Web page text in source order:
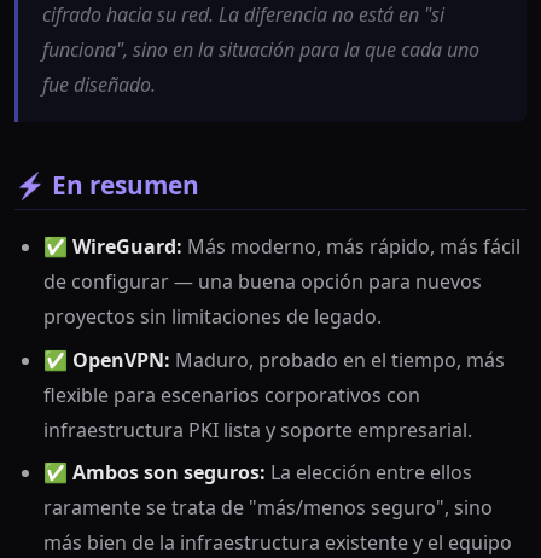
cifrado hacia su red. La diferencia no está en "si
funciona", sino en la situación para la que cada uno
fue diseñado.
⚡ En resumen
✅ WireGuard: Más moderno, más rápido, más fácil
de configurar — una buena opción para nuevos
proyectos sin limitaciones de legado.
✅ OpenVPN: Maduro, probado en el tiempo, más
flexible para escenarios corporativos con
infraestructura PKI lista y soporte empresarial.
✅ Ambos son seguros: La elección entre ellos
raramente se trata de "más/menos seguro", sino
más bien de la infraestructura existente y el equipo